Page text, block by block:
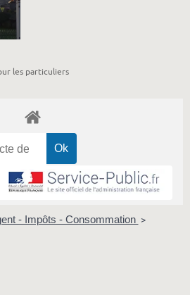
les particuliers
- Impôts - Consommation >